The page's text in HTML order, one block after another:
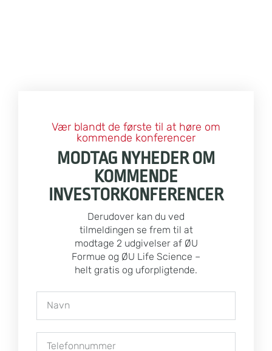
Vær blandt de første til at høre om
kommende konferencer
MODTAG NYHEDER OM
KOMMENDE
INVESTORKONFERENCER
Derudover kan du ved
tilmeldingen se frem til at
modtage 2 udgivelser af ØU
Formue og ØU Life Science –
helt gratis og uforpligtende.